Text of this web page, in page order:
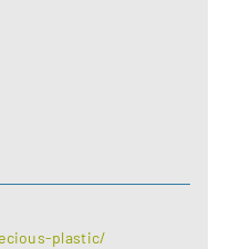
plastic/